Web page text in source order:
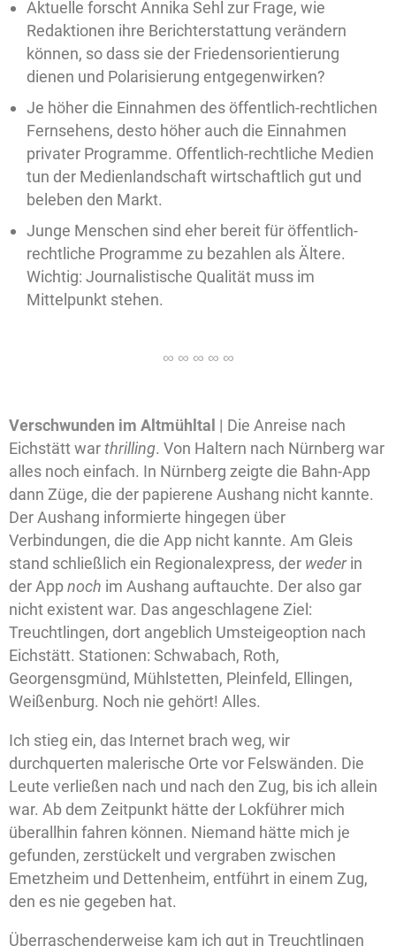
Aktuelle forscht Annika Sehl zur Frage, wie
Redaktionen ihre Berichterstattung verändern
können, so dass sie der Friedensorientierung
dienen und Polarisierung entgegenwirken?
Je höher die Einnahmen des öffentlich-rechtlichen
Fernsehens, desto höher auch die Einnahmen
privater Programme. Offentlich-rechtliche Medien
tun der Medienlandschaft wirtschaftlich gut und
beleben den Markt.
Junge Menschen sind eher bereit für öffentlich-
rechtliche Programme zu bezahlen als Ältere.
Wichtig: Journalistische Qualität muss im
Mittelpunkt stehen.
Verschwunden im Altmühltal | Die Anreise nach
Eichstätt warthrilling. Von Haltern nach Nürnberg war
alles noch einfach. In Nürnberg zeigte die Bahn-App
dann Züge, die der papierene Aushang nicht kannte.
Der Aushang informierte hingegen über
Verbindungen, die die App nicht kannte. Am Gleis
stand schließlich ein Regionalexpress, der wederin
der Appnoch im Aushang auftauchte. Der also gar
nicht existent war. Das angeschlagene Ziel:
Treuchtlingen, dort angeblich Umsteigeoption nach
Eichstätt. Stationen: Schwabach, Roth,
Georgensgmünd, Mühlstetten, Pleinfeld, Ellingen,
Weißenburg. Noch nie gehört! Alles.
Ich stieg ein, das Internet brach weg, wir
durchquerten malerische Orte vor Felswänden. Die
Leute verließen nach und nach den Zug, bis ich allein
war. Ab dem Zeitpunkt hätte der Lokführer mich
überallhin fahren können. Niemand hätte mich je
gefunden, zerstückelt und vergraben zwischen
Emetzheim und Dettenheim, entführt in einem Zug,
den es nie gegeben hat.
Überraschenderweise kam ich gut in Treuchtlingen